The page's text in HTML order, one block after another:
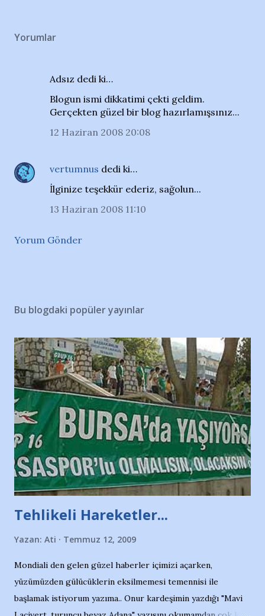
Yorumlar
Adsız dedi ki…
Blogun ismi dikkatimi çekti geldim.
Gerçekten güzel bir blog hazırlamışsınız...
12 Haziran 2008 20:08
vertumnus dedi ki…
İlginize teşekkür ederiz, sağolun...
13 Haziran 2008 11:10
Yorum Gönder
Bu blogdaki popüler yayınlar
Tehlikeli Hareketler...
Yazan: Ati Temmuz 12, 2009
Mondiali den gelen güzel haberler içimizi açarken,
yüzümüzden gülücüklerin eksilmemesi temennisi ile
başlamak istiyorum yazıma.. Onur kardeşimin yazdığı "Mavi